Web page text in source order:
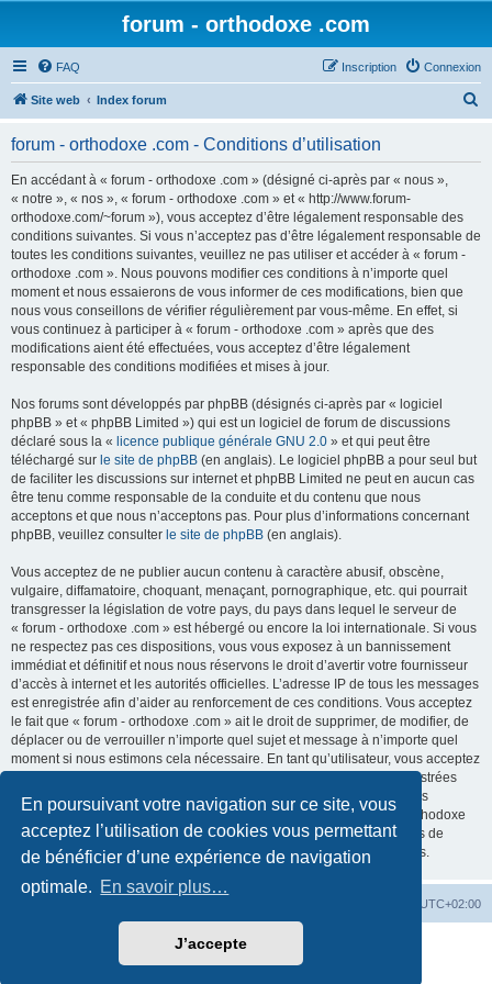
En poursuivant votre navigation sur ce site, vous
acceptez l’utilisation de cookies vous permettant
de bénéficier d’une expérience de navigation
optimale. En savoir plus…
J’accepte
forum - orthodoxe .com
FAQ Connexion
Inscription
Site web Index forum
forum - orthodoxe .com - Conditions d’utilisation
En accédant à « forum - orthodoxe .com » (désigné ci-après par « nous »,
« notre », « nos », « forum - orthodoxe .com » et « http://www.forum-
orthodoxe.com/~forum »), vous acceptez d’être légalement responsable des
conditions suivantes. Si vous n’acceptez pas d’être légalement responsable de
toutes les conditions suivantes, veuillez ne pas utiliser et accéder à « forum -
orthodoxe .com ». Nous pouvons modifier ces conditions à n’importe quel
moment et nous essaierons de vous informer de ces modifications, bien que
nous vous conseillons de vérifier régulièrement par vous-même. En effet, si
vous continuez à participer à « forum - orthodoxe .com » après que des
modifications aient été effectuées, vous acceptez d’être légalement
responsable des conditions modifiées et mises à jour.
Nos forums sont développés par phpBB (désignés ci-après par « logiciel
phpBB » et « phpBB Limited ») qui est un logiciel de forum de discussions
déclaré sous la « licence publique générale GNU 2.0 » et qui peut être
téléchargé sur le site de phpBB (en anglais). Le logiciel phpBB a pour seul but
de faciliter les discussions sur internet et phpBB Limited ne peut en aucun cas
être tenu comme responsable de la conduite et du contenu que nous
acceptons et que nous n’acceptons pas. Pour plus d’informations concernant
phpBB, veuillez consulter le site de phpBB (en anglais).
Vous acceptez de ne publier aucun contenu à caractère abusif, obscène,
vulgaire, diffamatoire, choquant, menaçant, pornographique, etc. qui pourrait
transgresser la législation de votre pays, du pays dans lequel le serveur de
« forum - orthodoxe .com » est hébergé ou encore la loi internationale. Si vous
ne respectez pas ces dispositions, vous vous exposez à un bannissement
immédiat et définitif et nous nous réservons le droit d’avertir votre fournisseur
d’accès à internet et les autorités officielles. L’adresse IP de tous les messages
est enregistrée afin d’aider au renforcement de ces conditions. Vous acceptez
le fait que « forum - orthodoxe .com » ait le droit de supprimer, de modifier, de
déplacer ou de verrouiller n’importe quel sujet et message à n’importe quel
moment si nous estimons cela nécessaire. En tant qu’utilisateur, vous acceptez
que toutes les informations que vous avez renseignées soient enregistrées
dans notre base de données. Bien que ces informations ne seront pas
diffusées à une tierce partie sans votre consentement, ni « forum - orthodoxe
.com », ni phpBB, ne pourront être tenus comme responsables en cas de
tentative de piratage informatique visant à compromettre vos données.
UTC+02:00
phpBB® Forum Software © phpBB Limited
©